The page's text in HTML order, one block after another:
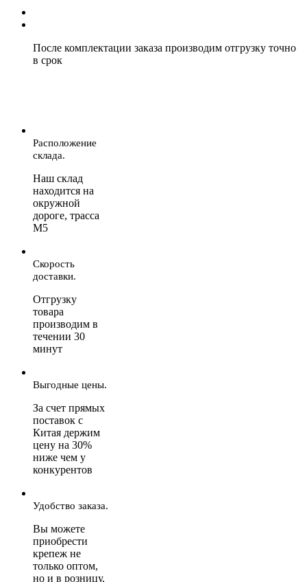
После комплектации заказа производим отгрузку точно
в срок
Расположение
склада.
Наш склад
находится на
окружной
дороге, трасса
М5
Скорость
доставки.
Отгрузку
товара
производим в
течении 30
минут
Выгодные цены.
За счет прямых
поставок с
Китая держим
цену на 30%
ниже чем у
конкурентов
Удобство заказа.
Вы можете
приобрести
крепеж не
только оптом,
но и в розницу,